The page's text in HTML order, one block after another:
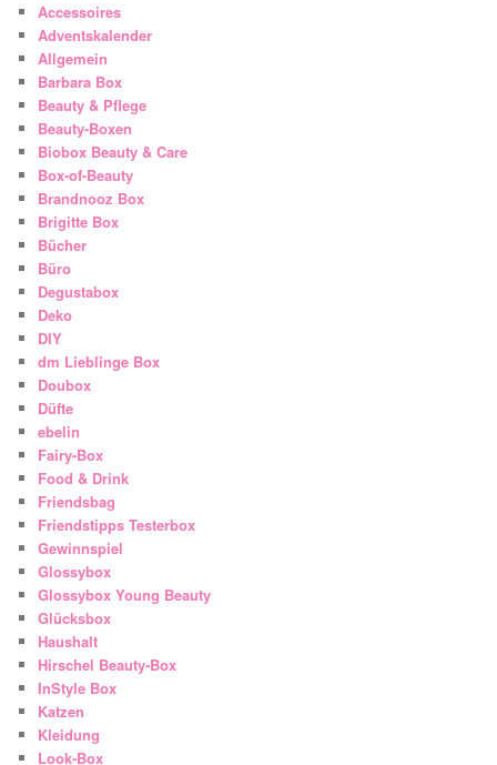
Accessoires
Adventskalender
Allgemein
Barbara Box
Beauty & Pflege
Beauty-Boxen
Biobox Beauty & Care
Box-of-Beauty
Brandnooz Box
Brigitte Box
Bücher
Büro
Degustabox
Deko
DIY
dm Lieblinge Box
Doubox
Düfte
ebelin
Fairy-Box
Food & Drink
Friendsbag
Friendstipps Testerbox
Gewinnspiel
Glossybox
Glossybox Young Beauty
Glücksbox
Haushalt
Hirschel Beauty-Box
InStyle Box
Katzen
Kleidung
Look-Box